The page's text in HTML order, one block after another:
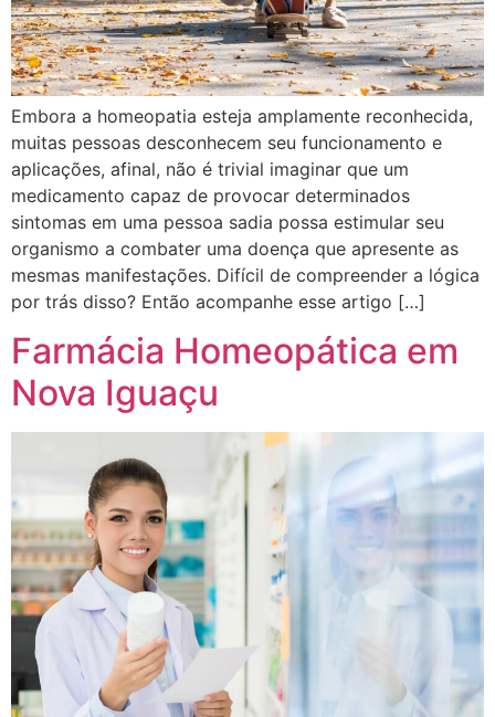
Embora a homeopatia esteja amplamente reconhecida,
muitas pessoas desconhecem seu funcionamento e
aplicações, afinal, não é trivial imaginar que um
medicamento capaz de provocar determinados
sintomas em uma pessoa sadia possa estimular seu
organismo a combater uma doença que apresente as
mesmas manifestações. Difícil de compreender a lógica
por trás disso? Então acompanhe esse artigo […]
Farmácia Homeopática em
Nova Iguaçu